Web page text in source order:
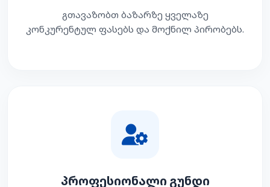
გთავაზობთ ბაზარზე ყველაზე
კონკურენტულ ფასებს და მოქნილ პირობებს.
პროფესიონალი გუნდი